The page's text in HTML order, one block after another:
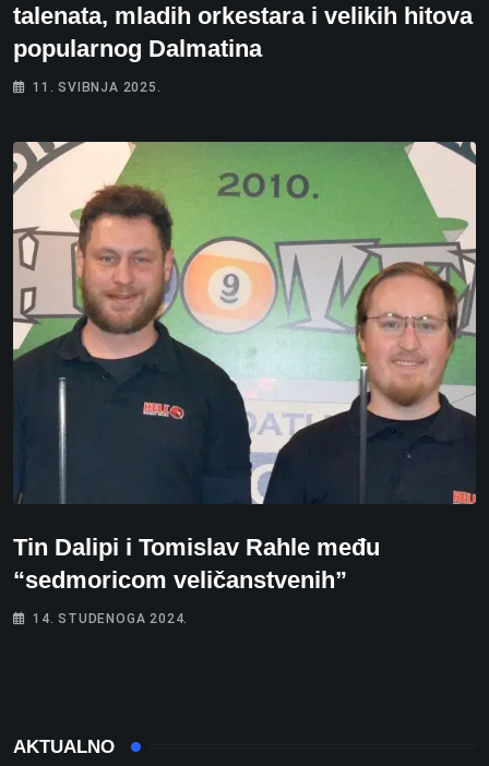
talenata, mladih orkestara i velikih hitova
popularnog Dalmatina
11. SVIBNJA 2025.
Tin Dalipi i Tomislav Rahle među
“sedmoricom veličanstvenih”
14. STUDENOGA 2024.
AKTUALNO